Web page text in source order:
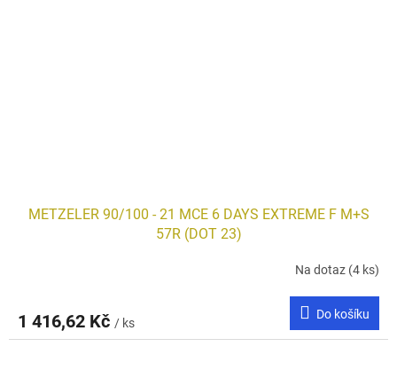
METZELER 90/100 - 21 MCE 6 DAYS EXTREME F M+S
57R (DOT 23)
Na dotaz (4 ks)
1 416,62 Kč / ks
Do košíku